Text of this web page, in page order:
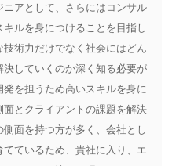
ニアとして、さらにはコンサル
ルを身につけることを目指し
術力だけでなく社会にはどん
していくのか深く知る必要が
を担うため高いスキルを身に
とクライアントの課題を解決
面を持つ方が多く、会社とし
ているため、貴社に入り、エ